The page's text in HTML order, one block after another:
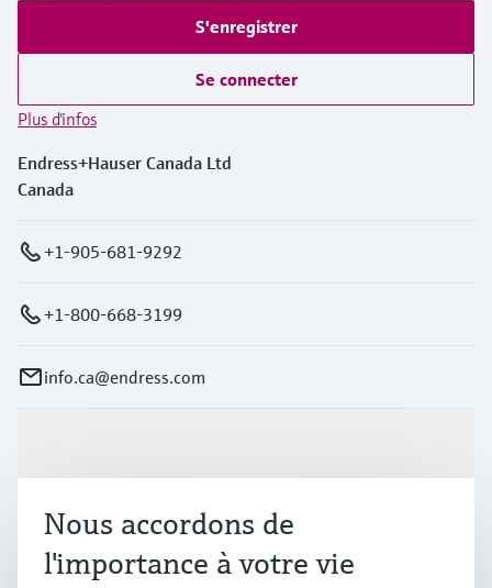
S'enregistrer
Se connecter
Plus d'infos
Endress+Hauser Canada Ltd
Canada
+1-905-681-9292
+1-800-668-3199
info.ca@endress.com
Industries
Nous accordons de
l'importance à votre vie